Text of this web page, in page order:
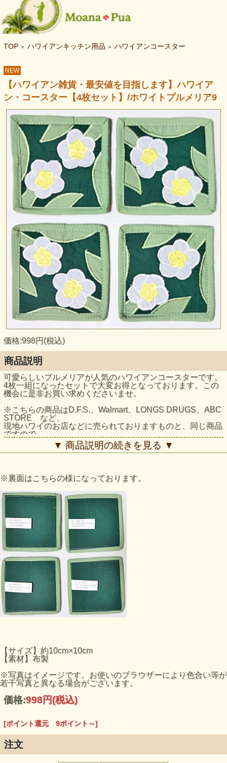
TOP > ハワイアンキッチン用品 > ハワイアンコースター
NEW
【ハワイアン雑貨・最安値を目指します】ハワイア
ン・コースター【4枚セット】/ホワイトプルメリア9
価格:998円(税込)
商品説明
可愛らしいプルメリアが人気のハワイアンコースターです。
4枚一組になったセットで大変お得となっております。この
機会に是非お買い求めくださいませ。
※こちらの商品はD.F.S.、Walmart、LONGS DRUGS、ABC
STORE など、
現地ハワイのお店などに売られておりますものと、同じ商品
ですので、
安心してお買い求めいただけます。
▼ 商品説明の続きを見る ▼
※裏面はこちらの様になっております。
【サイズ】約10cm×10cm
【素材】布製
※写真はイメージです。お使いのブラウザーにより色合い等が
若干写真と異なる場合がございます。
価格:998円(税込)
[ポイント還元 9ポイント～]
注文